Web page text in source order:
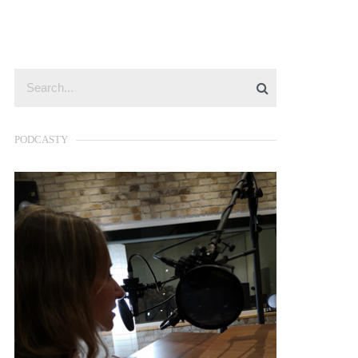
PODCASTY